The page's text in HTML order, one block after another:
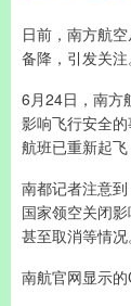
日前，南方航
备降，引发关注
6月24日，南方
影响飞行安全
航班已重新起飞
南都记者注意
国家领空关闭
甚至取消等情况
南航官网显示的